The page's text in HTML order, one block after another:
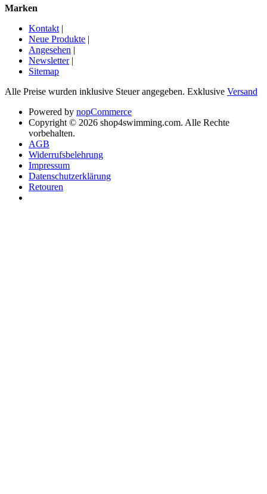
Marken
Kontakt |
Neue Produkte |
Angesehen |
Newsletter |
Sitemap
Alle Preise wurden inklusive Steuer angegeben. Exklusive Versand
Powered by nopCommerce
Copyright © 2026 shop4swimming.com. Alle Rechte
vorbehalten.
AGB
Widerrufsbelehrung
Impressum
Datenschutzerklärung
Retouren